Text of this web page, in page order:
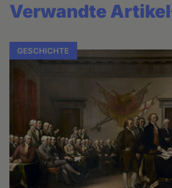
Verwandte Artikel
GESCHICHTE